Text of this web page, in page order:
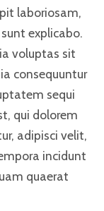
laboriosam,
explicabo.
voluptas sit
consequuntur
sequi
qui dolorem
adipisci velit,
incidunt
quaerat